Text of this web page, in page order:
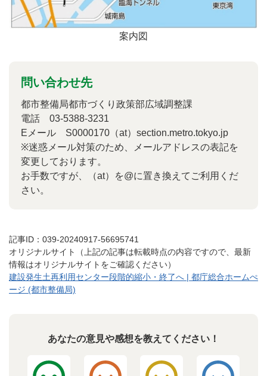
案内図
問い合わせ先
都市整備局都市づくり政策部広域調整課
電話 03-5388-3231
Eメール S0000170（at）section.metro.tokyo.jp
※迷惑メール対策のため、メールアドレスの表記を
変更しております。
お手数ですが、（at）を@に置き換えてご利用くだ
さい。
記事ID：039-20240917-56695741
オリジナルサイト（上記の記事は転載時点の内容ですので、最新
情報はオリジナルサイトをご確認ください）
建設発生土再利用センター段階的縮小・終了へ | 都庁総合ホームぺ
ージ (都市整備局)
あなたの意見や感想を教えてください！